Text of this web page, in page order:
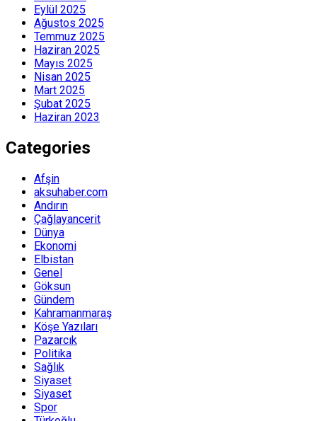
Eylül 2025
Ağustos 2025
Temmuz 2025
Haziran 2025
Mayıs 2025
Nisan 2025
Mart 2025
Şubat 2025
Haziran 2023
Categories
Afşin
aksuhaber.com
Andırın
Çağlayancerit
Dünya
Ekonomi
Elbistan
Genel
Göksun
Gündem
Kahramanmaraş
Köşe Yazıları
Pazarcık
Politika
Sağlık
Siyaset
Siyaset
Spor